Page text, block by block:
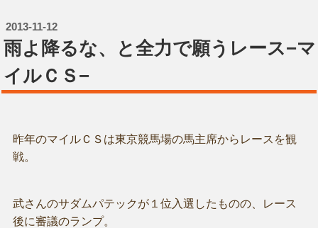
2013-11-12
雨よ降るな、と全力で願うレース−マ
イルＣＳ−
昨年のマイルＣＳは東京競馬場の馬主席からレースを観
戦。
武さんのサダムパテックが１位入選したものの、レース
後に審議のランプ。